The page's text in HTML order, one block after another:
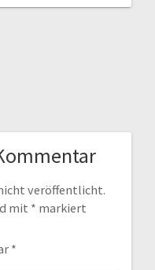
veröffentlicht.
mit * markiert
*